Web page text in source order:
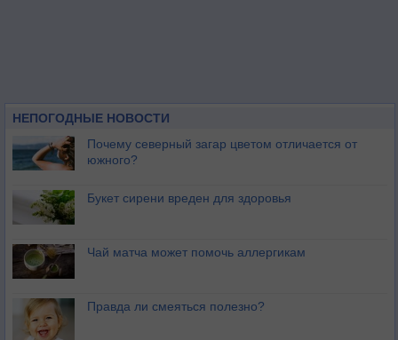
НЕПОГОДНЫЕ НОВОСТИ
Почему северный загар цветом отличается от
южного?
Букет сирени вреден для здоровья
Чай матча может помочь аллергикам
Правда ли смеяться полезно?